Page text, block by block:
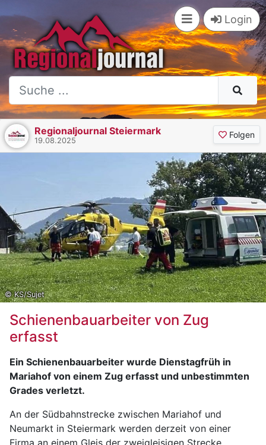
Login
Regionaljournal Steiermark
19.08.2025
Folgen
© KS/Sujet
Schienenbauarbeiter von Zug
erfasst
Ein Schienenbauarbeiter wurde Dienstagfrüh in
Mariahof von einem Zug erfasst und unbestimmten
Grades verletzt.
An der Südbahnstrecke zwischen Mariahof und
Neumarkt in Steiermark werden derzeit von einer
Firma an einem Gleis der zweigleisigen Strecke